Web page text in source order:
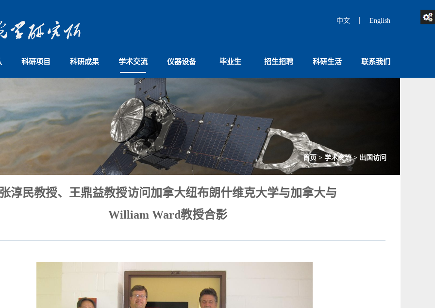
中文 English
科研项目 科研成果 学术交流 仪器设备 毕业生 招生招聘 科研生活 联系我们
首页 > 学术交流 > 出国访问
淳民教授、王鼎益教授访问加拿大纽布朗什维克大学与加拿大与
William Ward教授合影